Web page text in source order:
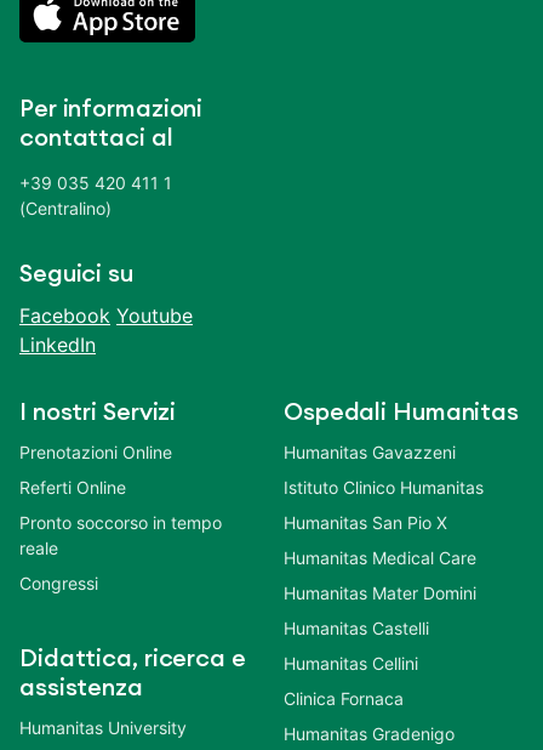
Per informazioni
contattaci al
+39 035 420 411 1
(Centralino)
Seguici su
Facebook Youtube
LinkedIn
I nostri Servizi
Prenotazioni Online
Referti Online
Pronto soccorso in tempo
reale
Congressi
Didattica, ricerca e
assistenza
Humanitas University
Ospedali Humanitas
Humanitas Gavazzeni
Istituto Clinico Humanitas
Humanitas San Pio X
Humanitas Medical Care
Humanitas Mater Domini
Humanitas Castelli
Humanitas Cellini
Clinica Fornaca
Humanitas Gradenigo